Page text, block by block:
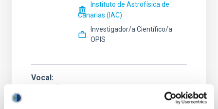
Instituto de Astrofísica de
Canarias (IAC)
Investigador/a Científico/a
OPIS
Vocal
Instituto de Astrofísica de Canarias (IAC)